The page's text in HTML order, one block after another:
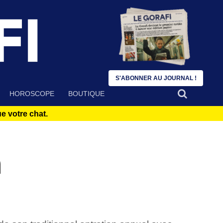
HOROSCOPE BOUTIQUE
votre chat.
S'ABONNER AU JOURNAL !